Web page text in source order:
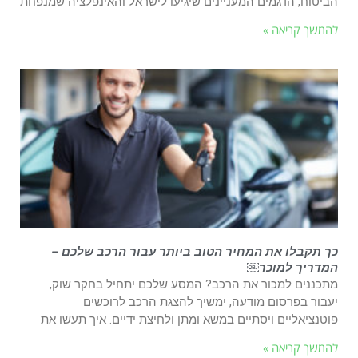
להמשך קריאה »
כך תקבלו את המחיר הטוב ביותר עבור הרכב שלכם –
המדריך למוכר￼
מתכננים למכור את הרכב? המסע שלכם יתחיל בחקר שוק,
יעבור בפרסום מודעה, ימשיך להצגת הרכב לרוכשים
פוטנציאליים ויסתיים במשא ומתן ולחיצת ידיים. איך תעשו את
להמשך קריאה »